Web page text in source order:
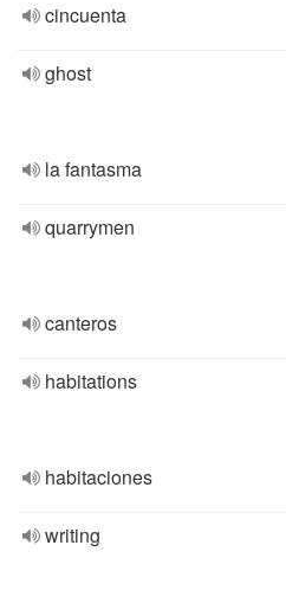
cincuenta
ghost
la fantasma
quarrymen
canteros
habitations
habitaciones
writing